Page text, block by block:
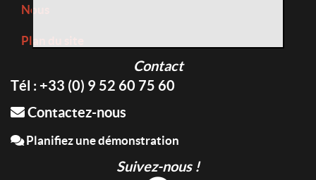
Nous
Plan du site
Contact
Tél : +33 (0) 9 52 60 75 60
Contactez-nous
Planifiez une démonstration
Suivez-nous !